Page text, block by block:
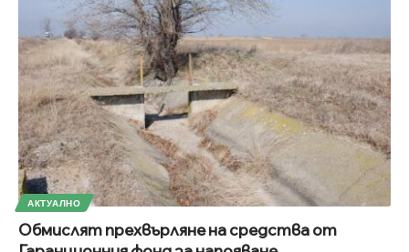
АКТУАЛНО
Обмислят прехвърляне на средства от